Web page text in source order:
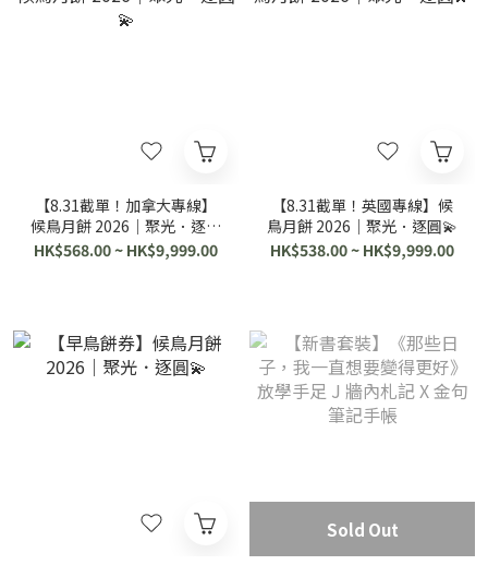
【8.31截單！加拿大專線】
候鳥月餅 2026｜聚光．逐圓
💫
HK$568.00 ~ HK$9,999.00
【8.31截單！英國專線】候
鳥月餅 2026｜聚光．逐圓💫
HK$538.00 ~ HK$9,999.00
Sold Out